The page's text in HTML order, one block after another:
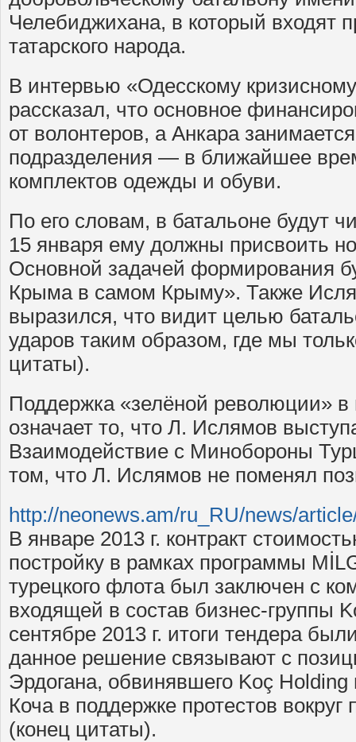
Челебиджихана, в который входят
татарского народа.
В интервью «Одесскому
рассказал, что основное
от волонтеров, а Анкара
подразделения — в ближайшее
комплектов одежды и обуви.
По его словам, в батальоне будут
15 января ему должны присвоить
Основной задачей формирования
Крыма в самом Крыму». Также
выразился, что видит целью
ударов таким образом, где мы
цитаты).
Поддержка «зелёной революции» в
означает то, что Л. Ислямов
Взаимодействие с Минобороны
том, что Л. Ислямов не поменял
http://neonews.am/ru_RU/news/
В январе 2013 г. контракт
постройку в рамках программы
турецкого флота был заключен с
входящей в состав бизнес-группы
сентябре 2013 г. итоги тендера
данное решение связывают с
Эрдогана, обвинявшего Koç Holding
Коча в поддержке протестов вокруг
(конец цитаты).